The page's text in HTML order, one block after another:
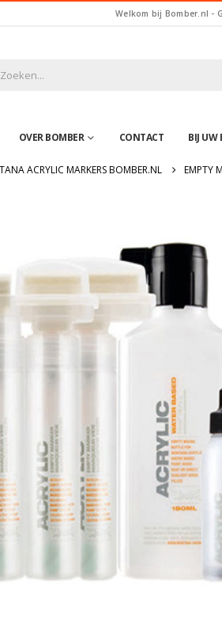
Welkom bij Bomber.nl -
OVER BOMBER CONTACT BIJ UW
ACRYLIC MARKERS BOMBER.NL EMPTY